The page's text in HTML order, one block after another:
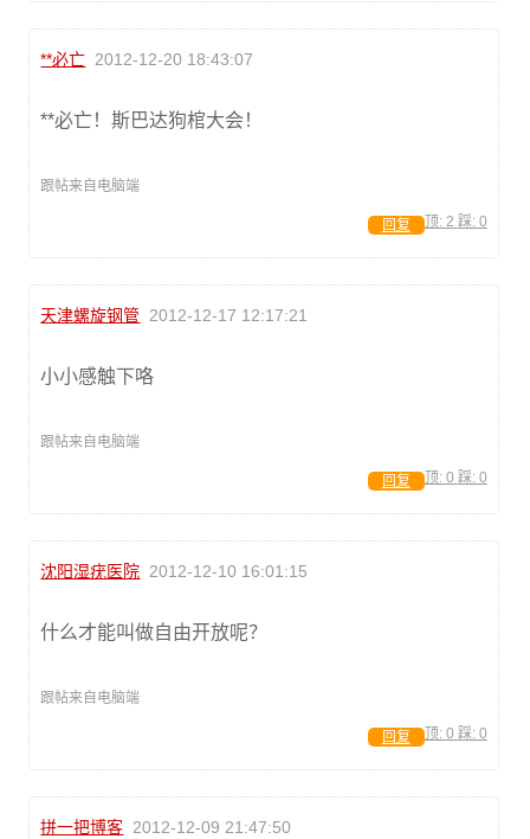
**必亡 2012-12-20 18:43:07
**必亡！斯巴达狗棺大会！
跟帖来自电脑端
顶: 2 踩: 0
回复
天津螺旋钢管 2012-12-17 12:17:21
小小感触下咯
跟帖来自电脑端
顶: 0 踩: 0
回复
沈阳湿疣医院 2012-12-10 16:01:15
什么才能叫做自由开放呢？
跟帖来自电脑端
顶: 0 踩: 0
回复
拼一把博客 2012-12-09 21:47:50